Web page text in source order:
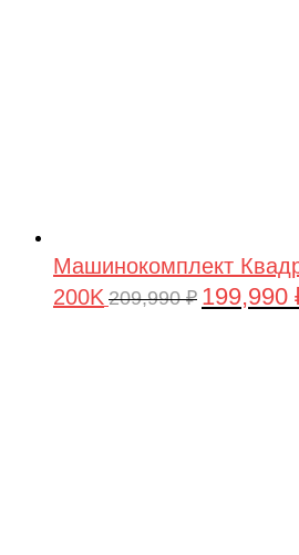
Машинокомплект
200K 209,990₽ 199,990